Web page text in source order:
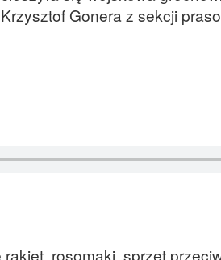
Gonera z sekcji
rosomaki, sprzęt